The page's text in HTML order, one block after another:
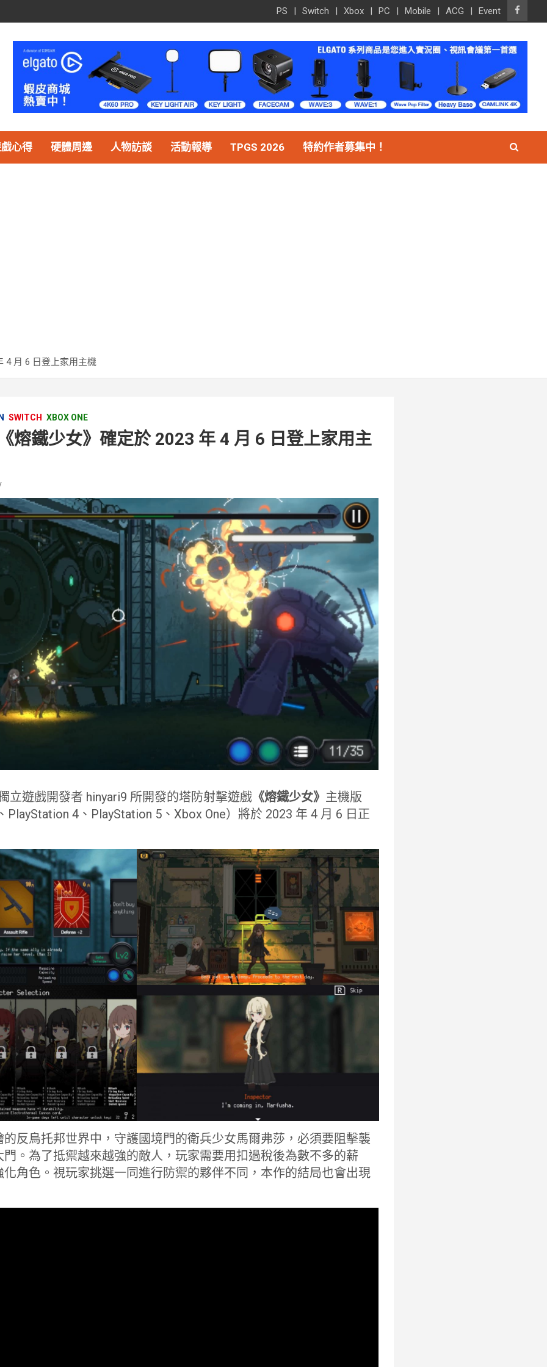
PS Switch Xbox PC Mobile ACG Event
心得 硬體周邊 人物訪談 活動報導 TPGS 2026 特約作者募集中！
4 月 6 日登上家用主機
SWITCH XBOX ONE
熔鐵少女》確定於 2023 年 4 月 6 日登上家用主
立遊戲開發者 hinyari9 所開發的塔防射擊遊戲 《熔鐵少女》 主機版
PlayStation 4、PlayStation 5、Xbox One）將於 2023 年 4 月 6 日正
反烏托邦世界中，守護國境門的衛兵少女馬爾弗莎，必須要阻擊襲
。為了抵禦越來越強的敵人，玩家需要用扣過稅後為數不多的薪
角色。視玩家挑選一同進行防禦的夥伴不同，本作的結局也會出現